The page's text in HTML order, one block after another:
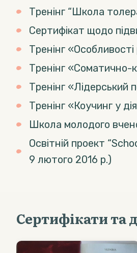
Тренінг “Школа
Сертифікат щодо
Тренінг
Тренінг «Соматично-
Тренінг «Лідерський
Тренінг «Коучинг у
Школа молодого
Освітній проект
9 лютого 2016 р.)
Сертифікати та